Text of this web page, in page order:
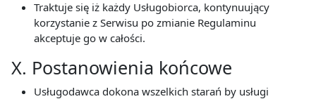
Traktuje się iż każdy Usługobiorca, kontynuujący
korzystanie z Serwisu po zmianie Regulaminu
akceptuje go w całości.
X. Postanowienia końcowe
Usługodawca dokona wszelkich starań by usługi